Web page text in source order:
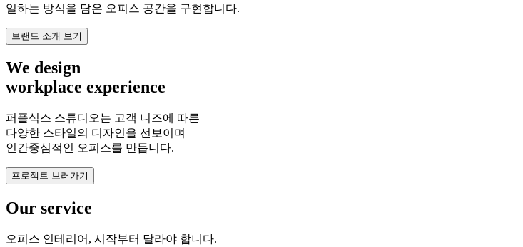
일하는 방식을 담은 오피스 공간을 구현합니다.
브랜드 소개 보기
We design
workplace experience
퍼플식스 스튜디오는 고객 니즈에 따른
다양한 스타일의 디자인을 선보이며
인간중심적인 오피스를 만듭니다.
프로젝트 보러가기
Our service
오피스 인테리어, 시작부터 달라야 합니다.